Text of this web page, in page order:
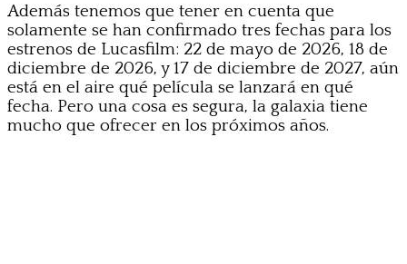
Además tenemos que tener en cuenta que
solamente se han confirmado tres fechas para los
estrenos de Lucasfilm: 22 de mayo de 2026, 18 de
diciembre de 2026, y 17 de diciembre de 2027, aún
está en el aire qué película se lanzará en qué
fecha. Pero una cosa es segura, la galaxia tiene
mucho que ofrecer en los próximos años.